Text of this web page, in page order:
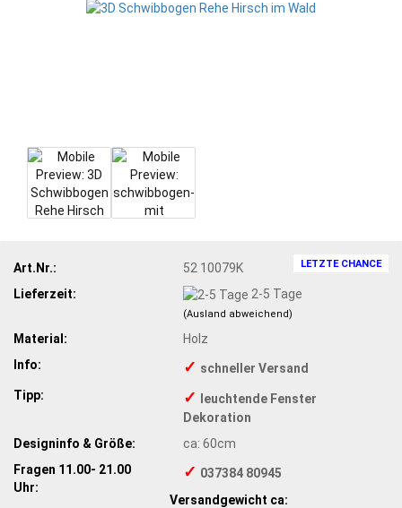
LETZTE CHANCE
Art.Nr.:
52 10079K
Lieferzeit:
2-5 Tage
(Ausland abweichend)
Material:
Holz
Info:
✓ schneller Versand
Tipp:
✓
leuchtende Fenster
Dekoration
Designinfo & Größe:
ca: 60cm
Fragen 11.00- 21.00
Uhr:
✓ 037384 80945
Versandgewicht ca: